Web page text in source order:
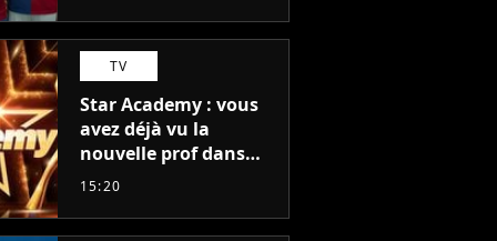
TV
Star Academy : vous
avez déjà vu la
nouvelle prof dans
The Voice et aux
15:20